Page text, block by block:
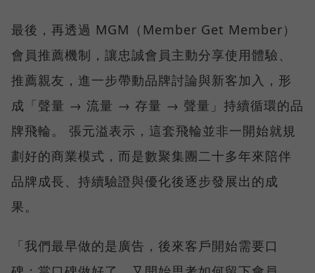
最後，再透過 MGM（Member Get Member）
會員推薦機制，讓忠誠會員主動分享使用體驗、
推薦親友，進一步帶動品牌討論與新客加入，形
成「聲量 → 流量 → 存量 → 聲量」持續循環的品
牌飛輪。 張元溢表示，這套飛輪並非一開始就規
劃好的商業模式，而是數聚集團二十多年來陪伴
品牌成長、持續驗證與優化後逐步發展出的成
果。
「我們最早做的是廣告，後來客戶開始需要口